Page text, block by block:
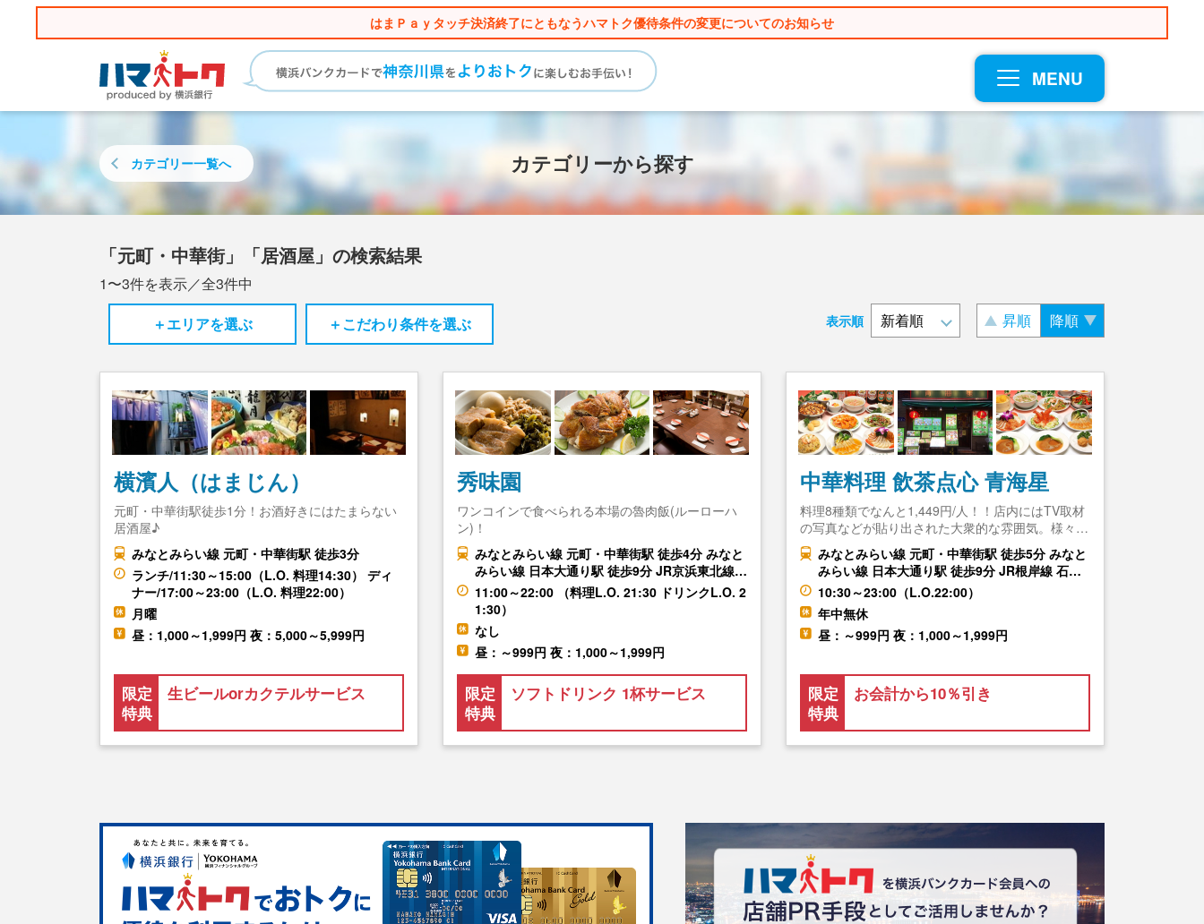
はまＰａｙタッチ決済終了にともなうハマトク優待条件の変更についてのお知らせ
MENU
カテゴリーから探す
カテゴリー一覧へ
「元町・中華街」「居酒屋」の検索結果
1〜3件を表示／全3件中
＋エリアを選ぶ
＋こだわり条件を選ぶ 表示順 昇順 降順
横濱人（はまじん）
元町・中華街駅徒歩1分！お酒好きにはたまらない
居酒屋♪
みなとみらい線 元町・中華街駅 徒歩3分
ランチ/11:30～15:00（L.O. 料理14:30） ディ
ナー/17:00～23:00（L.O. 料理22:00）
月曜
昼：1,000～1,999円 夜：5,000～5,999円
限定
特典
生ビールorカクテルサービス
秀味園
ワンコインで食べられる本場の魯肉飯(ルーローハ
ン)！
みなとみらい線 元町・中華街駅 徒歩4分 みなと
みらい線 日本大通り駅 徒歩9分 JR京浜東北線…
11:00～22:00 （料理L.O. 21:30 ドリンクL.O. 2
1:30）
なし
昼：～999円 夜：1,000～1,999円
限定
特典
ソフトドリンク 1杯サービス
中華料理 飲茶点心 青海星
料理8種類でなんと1,449円/人！！店内にはTV取材
の写真などが貼り出された大衆的な雰囲気。様々…
みなとみらい線 元町・中華街駅 徒歩5分 みなと
みらい線 日本大通り駅 徒歩9分 JR根岸線 石…
10:30～23:00（L.O.22:00）
年中無休
昼：～999円 夜：1,000～1,999円
限定
特典
お会計から10％引き